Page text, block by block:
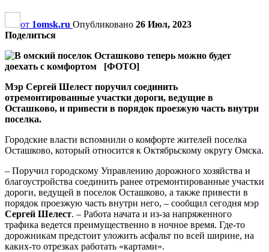
от 1omsk.ru Опубликовано 26 Июл, 2023
Поделиться
Мэр Сергей Шелест поручил соединить
отремонтированные участки дороги, ведущие в
Осташково, и привести в порядок проезжую часть внутри
поселка.
Городские власти вспомнили о комфорте жителей поселка
Осташково, который относится к Октябрьскому округу Омска.
– Поручил городскому Управлению дорожного хозяйства и
благоустройства соединить ранее отремонтированные участки
дороги, ведущей в поселок Осташково, а также привести в
порядок проезжую часть внутри него, – сообщил сегодня мэр
Сергей Шелест. – Работа начата и из-за напряженного
трафика ведется преимущественно в ночное время. Где-то
дорожникам предстоит уложить асфальт по всей ширине, на
каких-то отрезках работать «картами».